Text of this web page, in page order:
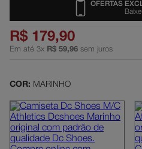
OFERTAS
R$ 179,90
Em até 3x R$ 59,96 sem juros
COR: MARINHO
6º moletom
8º court graffik
9º anvil
10º regata